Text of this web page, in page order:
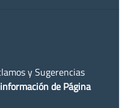
y Sugerencias
de Página